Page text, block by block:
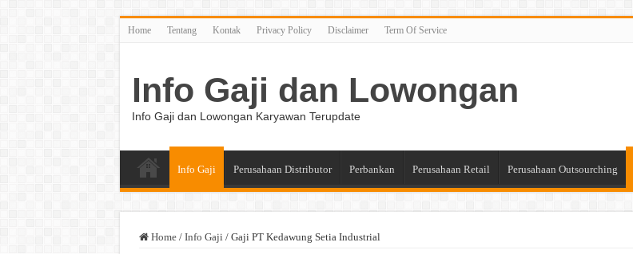
Home Tentang Kontak Privacy Policy Disclaimer Term Of Service
Info Gaji dan Lowongan
Info Gaji dan Lowongan Karyawan Terupdate
Info Gaji Perusahaan Distributor Perbankan Perusahaan Retail Perusahaan Outsourching
Home / Info Gaji / Gaji PT Kedawung Setia Industrial